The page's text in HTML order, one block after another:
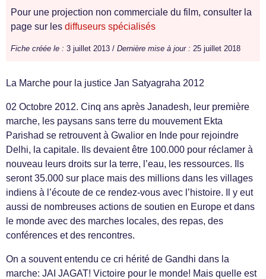
Pour une projection non commerciale du film, consulter la
page sur les diffuseurs spécialisés
Fiche créée le : 3 juillet 2013 / Dernière mise à jour : 25 juillet 2018
La Marche pour la justice Jan Satyagraha 2012
02 Octobre 2012. Cinq ans après Janadesh, leur première
marche, les paysans sans terre du mouvement Ekta
Parishad se retrouvent à Gwalior en Inde pour rejoindre
Delhi, la capitale. Ils devaient être 100.000 pour réclamer à
nouveau leurs droits sur la terre, l’eau, les ressources. Ils
seront 35.000 sur place mais des millions dans les villages
indiens à l’écoute de ce rendez-vous avec l’histoire. Il y eut
aussi de nombreuses actions de soutien en Europe et dans
le monde avec des marches locales, des repas, des
conférences et des rencontres.
On a souvent entendu ce cri hérité de Gandhi dans la
marche: JAI JAGAT! Victoire pour le monde! Mais quelle est